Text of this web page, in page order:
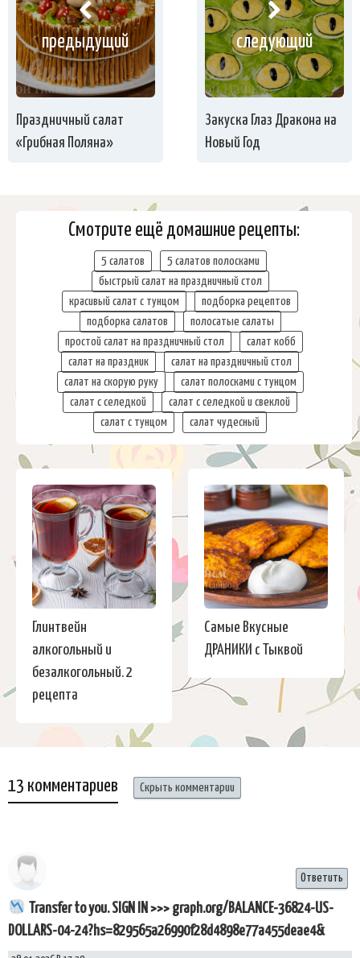
предыдущий
Праздничный салат
«Грибная Поляна»
следующий
Закуска Глаз Дракона на
Новый Год
Смотрите ещё домашние рецепты:
5 салатов
5 салатов полосками
быстрый салат на праздничный стол
красивый салат с тунцом
подборка рецептов
подборка салатов
полосатые салаты
простой салат на праздничный стол
салат кобб
салат на праздник
салат на праздничный стол
салат на скорую руку
салат полосками с тунцом
салат с селедкой
салат с селедкой и свеклой
салат с тунцом
салат чудесный
Глинтвейн
алкогольный и
безалкогольный. 2
рецепта
Самые Вкусные
ДРАНИКИ с Тыквой
13 комментариев Скрыть комментарии
Transfer to you. SIGN IN >>> graph.org/BALANCE-36824-US-
DOLLARS-04-24?hs=829565a26990f28d4898e77a455deae4&
Ответить